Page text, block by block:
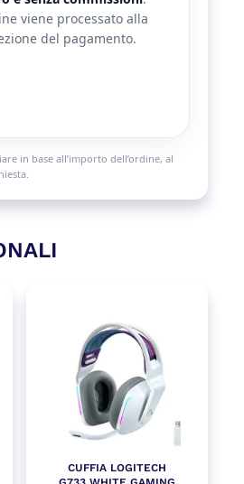
viene processato alla
del pagamento.
in base all’importo dell’ordine, al
CUFFIA LOGITECH